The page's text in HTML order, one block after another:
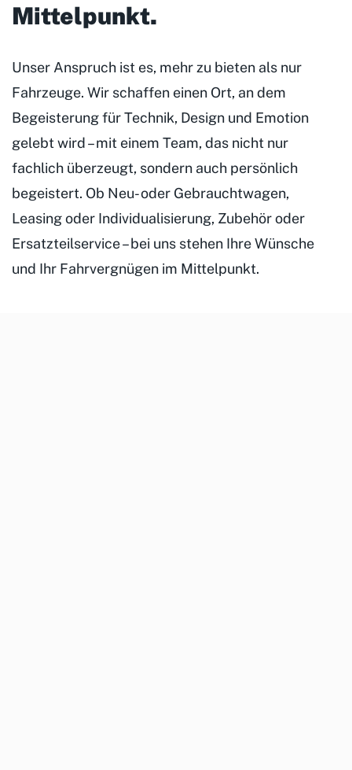
Mittelpunkt.
Unser Anspruch ist es, mehr zu bieten als nur
Fahrzeuge. Wir schaffen einen Ort, an dem
Begeisterung für Technik, Design und Emotion
gelebt wird – mit einem Team, das nicht nur
fachlich überzeugt, sondern auch persönlich
begeistert. Ob Neu- oder Gebrauchtwagen,
Leasing oder Individualisierung, Zubehör oder
Ersatzteilservice – bei uns stehen Ihre Wünsche
und Ihr Fahrvergnügen im Mittelpunkt.